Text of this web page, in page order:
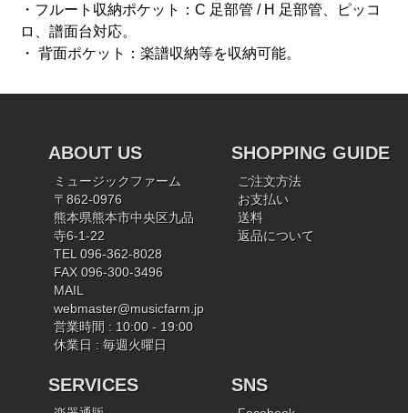
・フルート収納ポケット：C 足部管 / H 足部管、ピッコ
ロ、譜面台対応。
・ 背面ポケット：楽譜収納等を収納可能。
ABOUT US
ミュージックファーム
〒862-0976
熊本県熊本市中央区九品
寺6-1-22
TEL 096-362-8028
FAX 096-300-3496
MAIL
webmaster@musicfarm.jp
営業時間 : 10:00 - 19:00
休業日 : 毎週火曜日
SHOPPING GUIDE
ご注文方法
お支払い
送料
返品について
SERVICES SNS